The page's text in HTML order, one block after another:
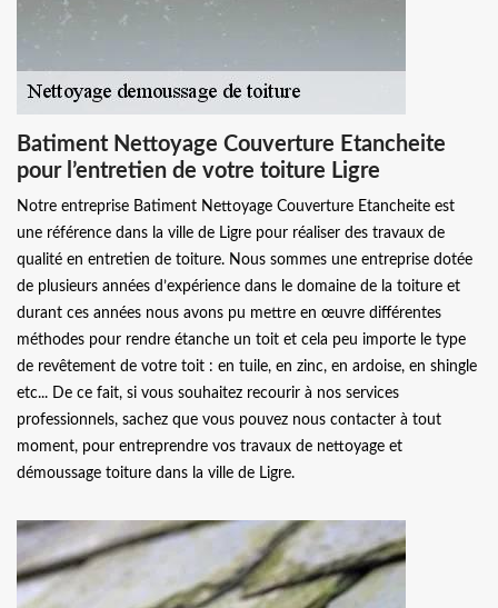
Batiment Nettoyage Couverture Etancheite
pour l’entretien de votre toiture Ligre
Notre entreprise Batiment Nettoyage Couverture Etancheite est
une référence dans la ville de Ligre pour réaliser des travaux de
qualité en entretien de toiture. Nous sommes une entreprise dotée
de plusieurs années d’expérience dans le domaine de la toiture et
durant ces années nous avons pu mettre en œuvre différentes
méthodes pour rendre étanche un toit et cela peu importe le type
de revêtement de votre toit : en tuile, en zinc, en ardoise, en shingle
etc... De ce fait, si vous souhaitez recourir à nos services
professionnels, sachez que vous pouvez nous contacter à tout
moment, pour entreprendre vos travaux de nettoyage et
démoussage toiture dans la ville de Ligre.